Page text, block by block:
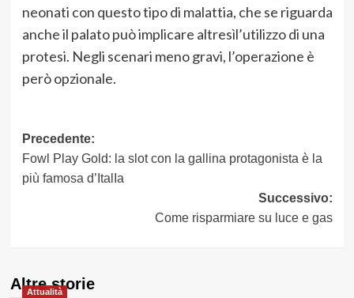
neonati con questo tipo di malattia, che se riguarda
anche il palato può implicare altresìl’utilizzodi una
protesi. Negli scenari meno gravi, l’operazione è
però opzionale.
Navigazione
articolo
Precedente:
Fowl Play Gold: la slot con la gallina protagonista è la
più famosa d’ItalIa
Successivo:
Come risparmiare su luce e gas
Altre storie
Attualità